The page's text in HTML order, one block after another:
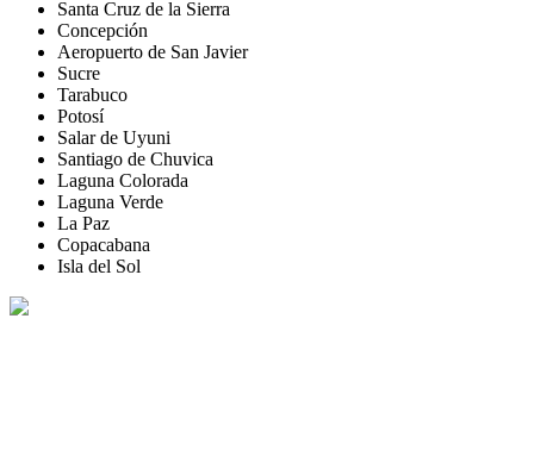
Santa Cruz de la Sierra
Concepción
Aeropuerto de San Javier
Sucre
Tarabuco
Potosí
Salar de Uyuni
Santiago de Chuvica
Laguna Colorada
Laguna Verde
La Paz
Copacabana
Isla del Sol